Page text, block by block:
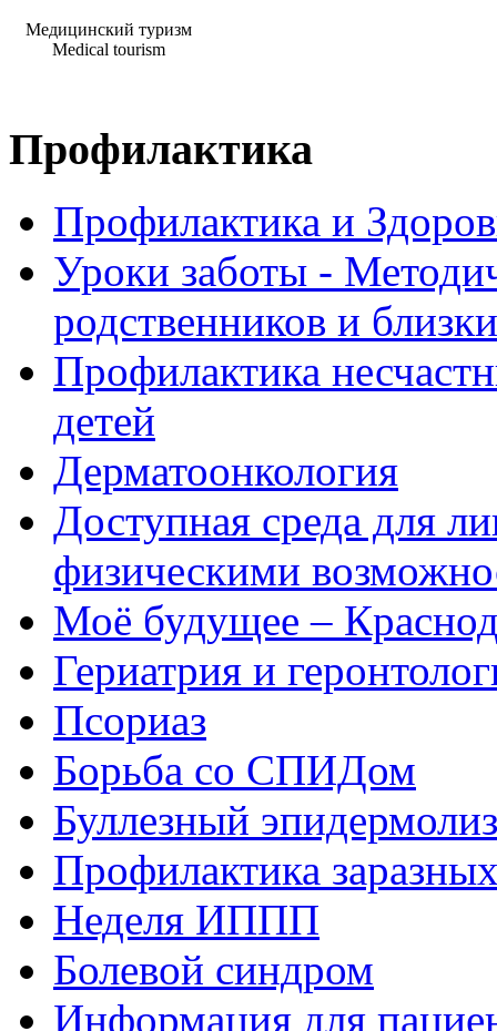
Медицинский туризм
Medical tourism
Профилактика
Профилактика и
Уроки заботы -
родственников и
Профилактика
детей
Дерматоонкология
Доступная среда для
физическими
Моё будущее –
Гериатрия и
Псориаз
Борьба со СПИДом
Буллезный эпидермолиз
Профилактика
Неделя ИППП
Болевой синдром
Информация для